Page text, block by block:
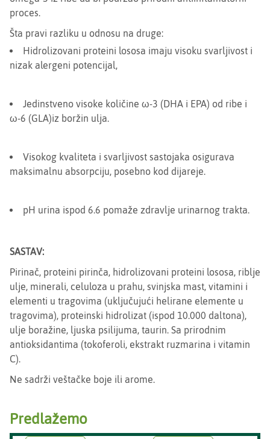
proces.
Šta pravi razliku u odnosu na druge:
Hidrolizovani proteini lososa imaju visoku svarljivost i
nizak alergeni potencijal,
Jedinstveno visoke količine ω-3 (DHA i EPA) od ribe i
ω-6 (GLA)iz boržin ulja.
Visokog kvaliteta i svarljivost sastojaka osigurava
maksimalnu absorpciju, posebno kod dijareje.
pH urina ispod 6.6 pomaže zdravlje urinarnog trakta.
SASTAV:
Pirinač, proteini pirinča, hidrolizovani proteini lososa, riblje
ulje, minerali, celuloza u prahu, svinjska mast, vitamini i
elementi u tragovima (uključujući helirane elemente u
tragovima), proteinski hidrolizat (ispod 10.000 daltona),
ulje boražine, ljuska psilijuma, taurin. Sa prirodnim
antioksidantima (tokoferoli, ekstrakt ruzmarina i vitamin
C).
Ne sadrži veštačke boje ili arome.
Predlažemo